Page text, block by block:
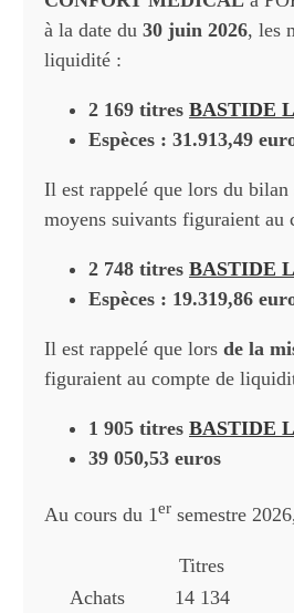
à la date du 30 juin 2026, les
liquidité :
2 169 titres BASTIDE
Espèces : 31.913,49
Il est rappelé que lors du bilan
moyens suivants figuraient au
2 748 titres BASTIDE
Espèces : 19.319,86
Il est rappelé que lors de la
figuraient au compte de
1 905 titres BASTIDE
39 050,53 euros
Au cours du 1er semestre
Titres
Achats
14 134